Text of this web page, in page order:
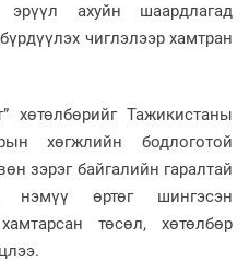
ахуйн шаардлагад
чиглэлээр хамтран
хөтөлбөрийг Тажикистаны
хөгжлийн бодлоготой
зэрэг байгалийн гаралтай
нэмүү өртөг шингэсэн
төсөл, хөтөлбөр